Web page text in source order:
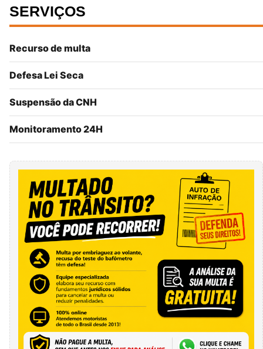
SERVIÇOS
Recurso de multa
Defesa Lei Seca
Suspensão da CNH
Monitoramento 24H